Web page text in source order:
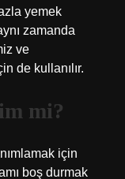
yemek
zamanda
ve
de kullanılır.
mi?
için
boş durmak